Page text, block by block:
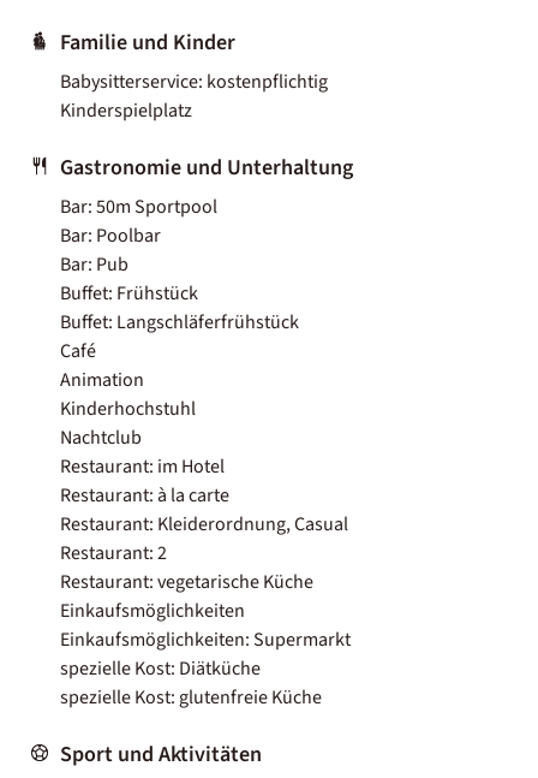
Familie und Kinder
Babysitterservice: kostenpflichtig
Kinderspielplatz
Gastronomie und Unterhaltung
Bar: 50m Sportpool
Bar: Poolbar
Bar: Pub
Buffet: Frühstück
Buffet: Langschläferfrühstück
Café
Animation
Kinderhochstuhl
Nachtclub
Restaurant: im Hotel
Restaurant: à la carte
Restaurant: Kleiderordnung, Casual
Restaurant: 2
Restaurant: vegetarische Küche
Einkaufsmöglichkeiten
Einkaufsmöglichkeiten: Supermarkt
spezielle Kost: Diätküche
spezielle Kost: glutenfreie Küche
Sport und Aktivitäten